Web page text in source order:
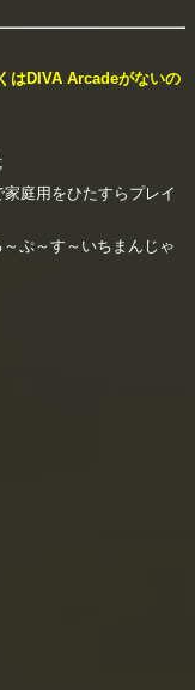
はDIVA Arcadeがないの
庭用をひたすらプレイ
ぷ～す～いちまんじゃ